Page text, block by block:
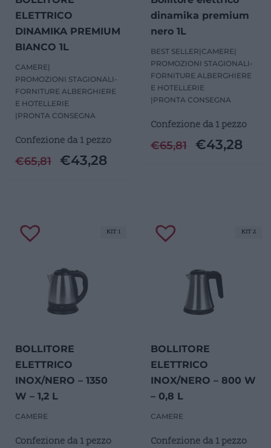
ELETTRICO
DINAMIKA PREMIUM
BIANCO 1L
CAMERE|
PROMOZIONI STAGIONALI-
FORNITURE ALBERGHIERE
E HOTELLERIE
| PRONTA CONSEGNA
Confezione da 1 pezzo
€65,81 €43,28
dinamika premium
nero 1L
BEST SELLER| CAMERE|
PROMOZIONI STAGIONALI-
FORNITURE ALBERGHIERE
E HOTELLERIE
| PRONTA CONSEGNA
Confezione da 1 pezzo
€65,81 €43,28
BOLLITORE
ELETTRICO
INOX/NERO – 1350
W – 1,2 L
CAMERE
Confezione da 1 pezzo
KIT 1
BOLLITORE
ELETTRICO
INOX/NERO – 800 W
– 0,8 L
CAMERE
Confezione da 1 pezzo
KIT 2